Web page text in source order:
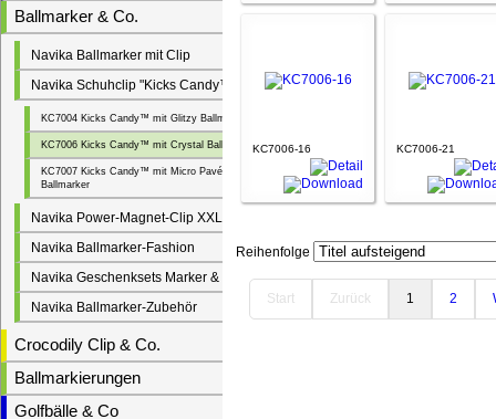
Ballmarker & Co.
Navika Ballmarker mit Clip
Navika Schuhclip "Kicks Candy™"
KC7004 Kicks Candy™ mit Glitzy Ballmarker
KC7006 Kicks Candy™ mit Crystal Ballmarker
KC7007 Kicks Candy™ mit Micro Pavé
Ballmarker
Navika Power-Magnet-Clip XXL
Navika Ballmarker-Fashion
Navika Geschenksets Marker & Ball
Navika Ballmarker-Zubehör
Crocodily Clip & Co.
Ballmarkierungen
Golfbälle & Co
KC7006-16 KC7006-21
Reihenfolge
Start Zurück 1 2